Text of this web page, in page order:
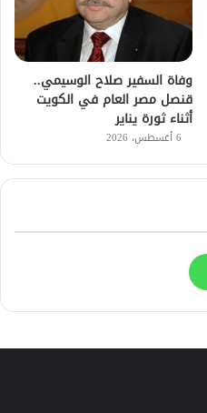
وفاة السفير صلاح الوسيمي..
قنصل مصر العام في الكويت
أثناء ثورة يناير
6 أغسطس، 2026
واتساب